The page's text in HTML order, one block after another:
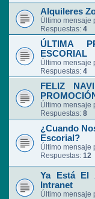
Alquileres
Último mensaje
Respuestas: 4
ÚLTIMA
ESCORIAL
Último mensaje
Respuestas: 4
FELIZ
Último mensaje
Respuestas: 8
¿Cuando
Escorial?
Último mensaje
Respuestas: 12
Ya Está El
Intranet
Último mensaje